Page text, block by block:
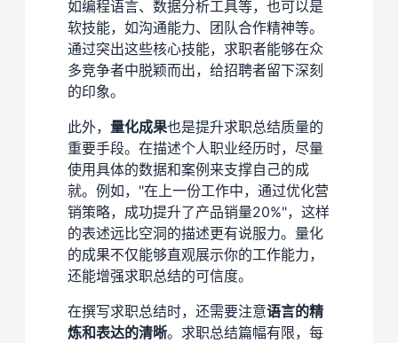
如编程语言、数据分析工具等，也可以是
软技能，如沟通能力、团队合作精神等。
通过突出这些核心技能，求职者能够在众
多竞争者中脱颖而出，给招聘者留下深刻
的印象。
此外， 量化成果也是提升求职总结质量的
重要手段。在描述个人职业经历时，尽量
使用具体的数据和案例来支撑自己的成
就。例如，"在上一份工作中，通过优化营
销策略，成功提升了产品销量20%"，这样
的表述远比空洞的描述更有说服力。量化
的成果不仅能够直观展示你的工作能力，
还能增强求职总结的可信度。
在撰写求职总结时，还需要注意语言的精
炼和表达的清晰。求职总结篇幅有限，每